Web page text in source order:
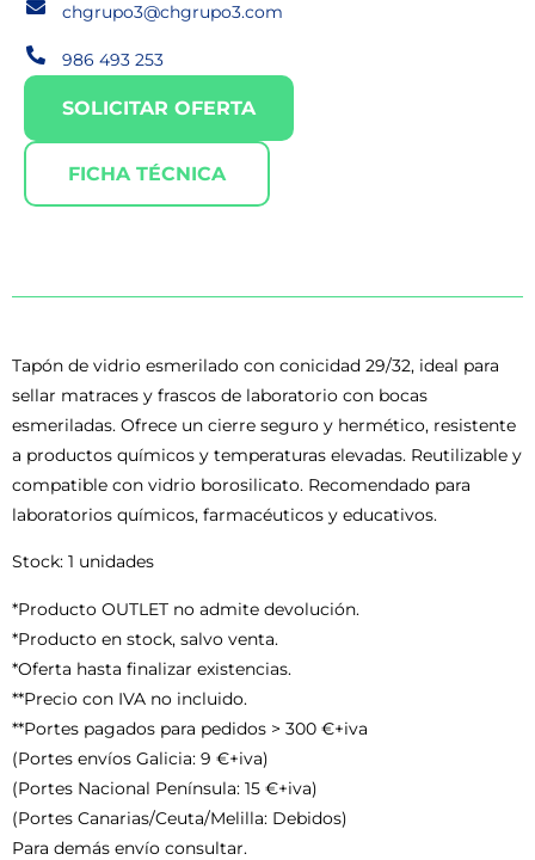
chgrupo3@chgrupo3.com
986 493 253
SOLICITAR OFERTA
FICHA TÉCNICA
Tapón de vidrio esmerilado con conicidad 29/32, ideal para
sellar matraces y frascos de laboratorio con bocas
esmeriladas. Ofrece un cierre seguro y hermético, resistente
a productos químicos y temperaturas elevadas. Reutilizable y
compatible con vidrio borosilicato. Recomendado para
laboratorios químicos, farmacéuticos y educativos.
Stock: 1 unidades
*Producto OUTLET no admite devolución.
*Producto en stock, salvo venta.
*Oferta hasta finalizar existencias.
**Precio con IVA no incluido.
**Portes pagados para pedidos > 300 €+iva
(Portes envíos Galicia: 9 €+iva)
(Portes Nacional Península: 15 €+iva)
(Portes Canarias/Ceuta/Melilla: Debidos)
Para demás envío consultar.